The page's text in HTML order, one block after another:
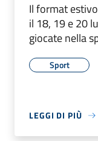
Il format
il 18, 19 e 20
giocate nella
Sport
LEGGI DI PIÙ